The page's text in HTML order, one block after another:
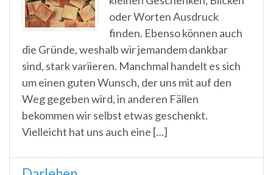
oder Worten Ausdruck
finden. Ebenso können auch
die Gründe, weshalb wir jemandem dankbar
sind, stark variieren. Manchmal handelt es sich
um einen guten Wunsch, der uns mit auf den
Weg gegeben wird, in anderen Fällen
bekommen wir selbst etwas geschenkt.
Vielleicht hat uns auch eine […]